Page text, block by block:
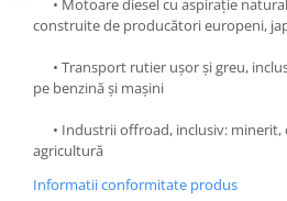
• Motoare diesel cu aspirație
construite de producători europeni,
• Transport rutier ușor și greu,
pe benzină și mașini
• Industrii offroad, inclusiv: minerit,
agricultură
Informatii conformitate produs